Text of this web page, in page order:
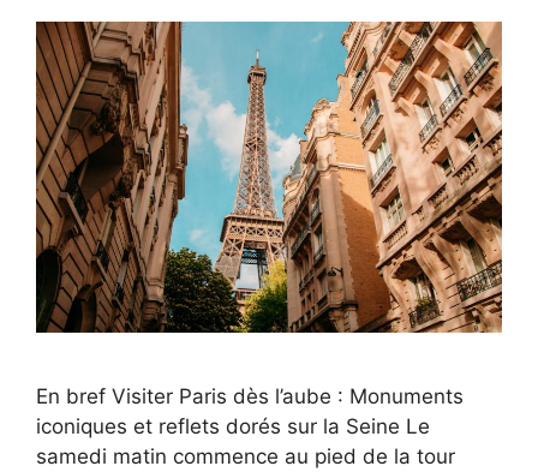
En bref Visiter Paris dès l’aube : Monuments
iconiques et reflets dorés sur la Seine Le
samedi matin commence au pied de la tour